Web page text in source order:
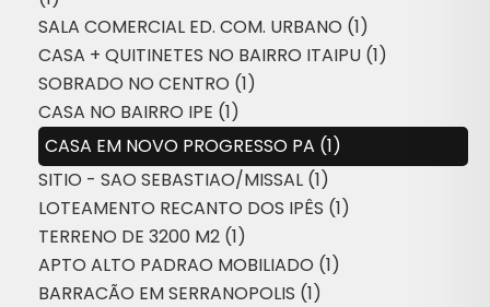
SALA COMERCIAL ED. COM. URBANO (1)
CASA + QUITINETES NO BAIRRO ITAIPU (1)
SOBRADO NO CENTRO (1)
CASA NO BAIRRO IPE (1)
CASA EM NOVO PROGRESSO PA (1)
SITIO - SAO SEBASTIAO/MISSAL (1)
LOTEAMENTO RECANTO DOS IPÊS (1)
TERRENO DE 3200 M2 (1)
APTO ALTO PADRAO MOBILIADO (1)
BARRACÃO EM SERRANOPOLIS (1)